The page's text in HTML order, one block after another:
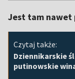
Jest tam nawet
Czytaj także:
Dziennikarskie
putinowskie